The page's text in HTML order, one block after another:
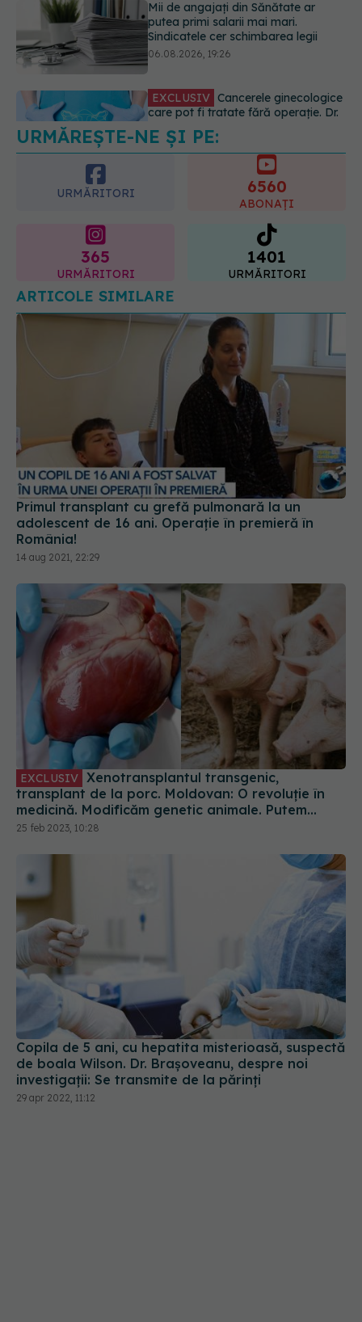
care pot fi tratate fără operație. Dr.
Sorin Bogdan (SANADOR): Chirurgia
este indicată doar punctual, pentru
anumite categorii de paciente
EXCLUSIV Brahiterapie vs
radioterapie externă în cancerul
ginecologic. Dr. Sorin Bogdan
(SANADOR) explică diferența și
cum acționează tratamentul
URMĂREȘTE-NE ȘI PE:
URMĂRITORI
ABONAȚI
URMĂRITORI
1401
URMĂRITORI
ARTICOLE SIMILARE
Primul transplant cu grefă pulmonară la un
adolescent de 16 ani. Operație în premieră în
România!
14 aug 2021, 22:29
EXCLUSIV Xenotransplantul transgenic,
transplant de la porc. Moldovan: O revoluție în
medicină. Modificăm genetic animale. Putem
construi organe în animale
25 feb 2023, 10:28
Copila de 5 ani, cu hepatita misterioasă, suspectă
de boala Wilson. Dr. Brașoveanu, despre noi
investigații: Se transmite de la părinți
29 apr 2022, 11:12